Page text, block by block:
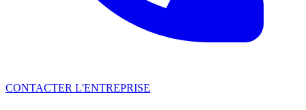
CONTACTER L'ENTREPRISE